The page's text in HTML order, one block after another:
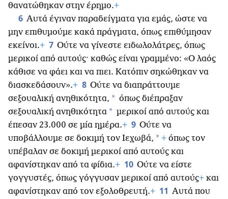
θανατώθηκαν στην έρημο.+
6 Αυτά έγιναν παραδείγματα για εμάς, ώστε να
μην επιθυμούμε κακά πράγματα, όπως επιθύμησαν
εκείνοι.+ 7 Ούτε να γίνεστε ειδωλολάτρες, όπως
μερικοί από αυτούς· καθώς είναι γραμμένο: «Ο λαός
κάθισε να φάει και να πιει. Κατόπιν σηκώθηκαν να
διασκεδάσουν».+ 8 Ούτε να διαπράττουμε
σεξουαλική ανηθικότητα, * όπως διέπραξαν
σεξουαλική ανηθικότητα * μερικοί από αυτούς και
έπεσαν 23.000 σε μία ημέρα.+ 9 Ούτε να
υποβάλλουμε σε δοκιμή τον Ιεχωβά, * + όπως τον
υπέβαλαν σε δοκιμή μερικοί από αυτούς και
αφανίστηκαν από τα φίδια.+ 10 Ούτε να είστε
γογγυστές, όπως γόγγυσαν μερικοί από αυτούς+ και
αφανίστηκαν από τον εξολοθρευτή.+ 11 Αυτά που